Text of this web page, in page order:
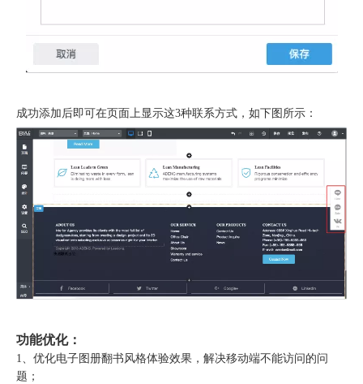
成功添加后即可在页面上显示这3种联系方式，如下图所示：
功能优化：
1、优化电子图册翻书风格体验效果，解决移动端不能访问的问
题；